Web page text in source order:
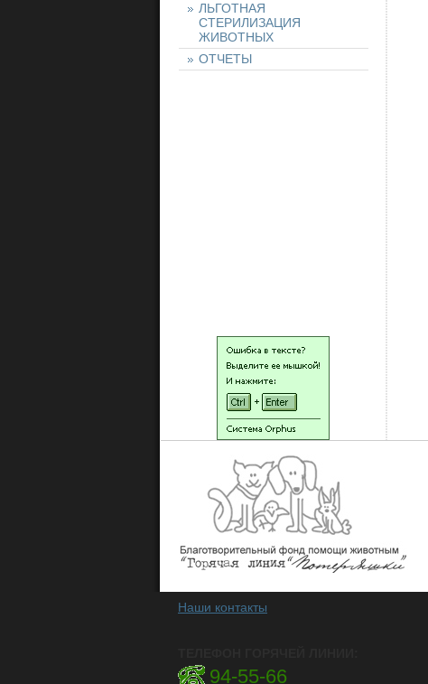
ЛЬГОТНАЯ
СТЕРИЛИЗАЦИЯ
ЖИВОТНЫХ
ОТЧЕТЫ
Наши контакты
94-55-66